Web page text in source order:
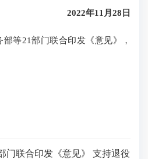
2022年11月28日
部等21部门联合印发《意见》，
门联合印发《意见》 支持退役